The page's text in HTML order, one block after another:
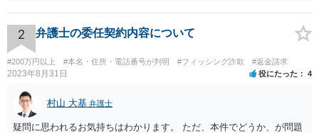
う。弁護士を解任するつもりであるならば，解任を伝えたうえで返金
についての話し合いをまず行い，弁護士側の対応に納得がいかなけれ
ば次のステップに進むというでも良いかと思われます。 ただ，進め方
に決まりがあるわけではないので，ご質問者様の意向次第です。
2 弁護士の委任契約内容について
#200万円以上 #本名・住所・電話番号が判明 #フィッシング詐欺 #返金請求
2023年8月31日 役にたった 4
村山 大基 弁護士
疑問に思われるお気持ちはわかります。 ただ、本件でどうか、が問題